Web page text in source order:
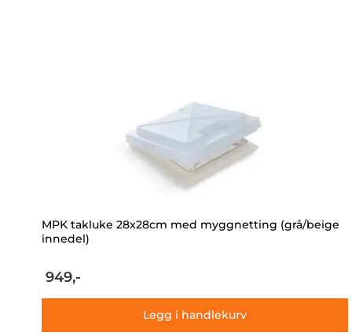
MPK takluke 28x28cm med myggnetting (grå/beige
innedel)
949,-
Legg i handlekurv